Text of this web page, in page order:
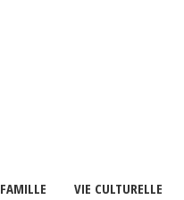
FAMILLE VIE CULTURELLE